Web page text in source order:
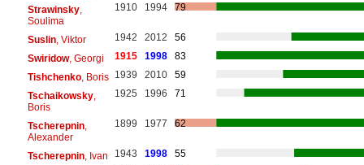
Strawinsky,
Soulima
1910 1994 79
Suslin, Viktor 1942 2012
56
Swiridow, Georgi 1915 1998
83
Tishchenko, Boris 1939 2010
59
Tschaikowsky,
Boris
1925 1996 71
Tscherepnin,
Alexander
1899 1977 62
Tscherepnin, Ivan 1943 1998
55